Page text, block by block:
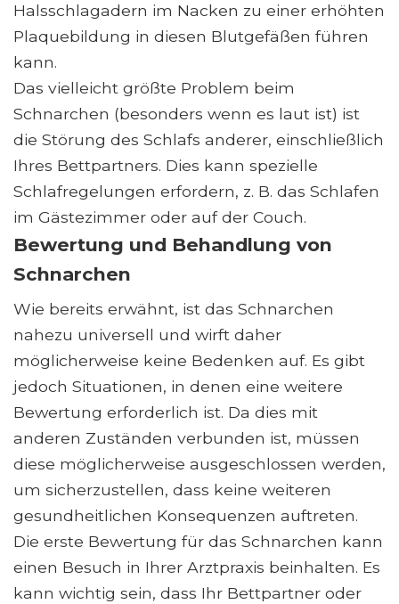
Halsschlagadern im Nacken zu einer erhöhten
Plaquebildung in diesen Blutgefäßen führen
kann.
Das vielleicht größte Problem beim
Schnarchen (besonders wenn es laut ist) ist
die Störung des Schlafs anderer, einschließlich
Ihres Bettpartners. Dies kann spezielle
Schlafregelungen erfordern, z. B. das Schlafen
im Gästezimmer oder auf der Couch.
Bewertung und Behandlung von
Schnarchen
Wie bereits erwähnt, ist das Schnarchen
nahezu universell und wirft daher
möglicherweise keine Bedenken auf. Es gibt
jedoch Situationen, in denen eine weitere
Bewertung erforderlich ist. Da dies mit
anderen Zuständen verbunden ist, müssen
diese möglicherweise ausgeschlossen werden,
um sicherzustellen, dass keine weiteren
gesundheitlichen Konsequenzen auftreten.
Die erste Bewertung für das Schnarchen kann
einen Besuch in Ihrer Arztpraxis beinhalten. Es
kann wichtig sein, dass Ihr Bettpartner oder